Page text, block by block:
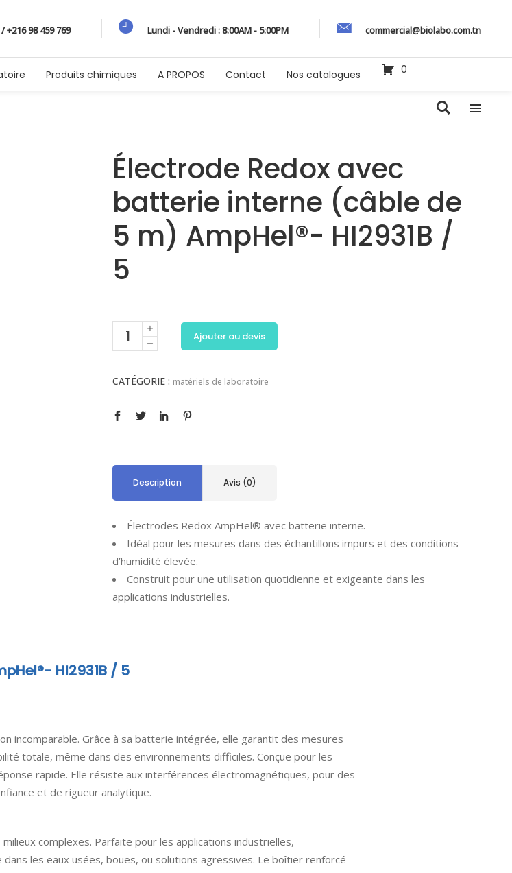
+216 98 459 769 Lundi - Vendredi : 8:00AM - 5:00PM commercial@biolabo.com.tn
Produits chimiques A PROPOS Contact Nos catalogues 0
Électrode Redox avec
batterie interne (câble de
5 m) AmpHel®- HI2931B /
5
Ajouter au devis
CATÉGORIE : matériels de laboratoire
Description Avis (0)
Électrodes Redox AmpHel® avec batterie interne.
Idéal pour les mesures dans des échantillons impurs et des conditions
d’humidité élevée.
Construit pour une utilisation quotidienne et exigeante dans les
applications industrielles.
HI2931B / 5
incomparable. Grâce à sa batterie intégrée, elle garantit des mesures
totale, même dans des environnements difficiles. Conçue pour les
rapide. Elle résiste aux interférences électromagnétiques, pour des
et de rigueur analytique.
complexes. Parfaite pour les applications industrielles,
les eaux usées, boues, ou solutions agressives. Le boîtier renforcé